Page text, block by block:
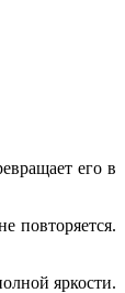
его в
повторяется.
яркости.